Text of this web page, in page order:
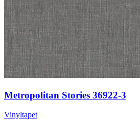
Metropolitan Stories 36922-3
Vinyltapet